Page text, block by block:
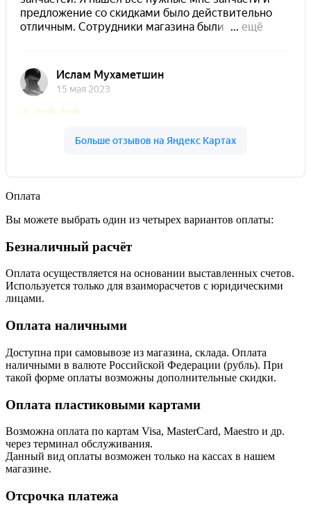
Оплата
Вы можете выбрать один из четырех вариантов оплаты:
Безналичный расчёт
Оплата осуществляется на основании выставленных счетов.
Используется только для взаиморасчетов с юридическими
лицами.
Оплата наличными
Доступна при самовывозе из магазина, склада. Оплата
наличными в валюте Российской Федерации (рубль). При
такой форме оплаты возможны дополнительные скидки.
Оплата пластиковыми картами
Возможна оплата по картам Visa, MasterCard, Maestro и др.
через терминал обслуживания.
Данный вид оплаты возможен только на кассах в нашем
магазине.
Отсрочка платежа